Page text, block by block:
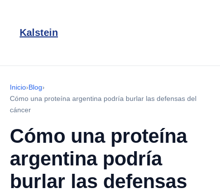
Kalstein
Inicio›Blog›
Cómo una proteína argentina podría burlar las defensas del
cáncer
Cómo una proteína
argentina podría
burlar las defensas